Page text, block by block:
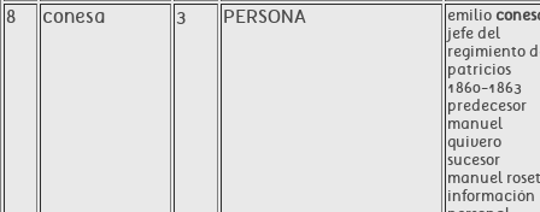
8 conesa 3 PERSONA emilio
jefe del
regimiento
patricios
1860-1863
predecesor
manuel
quivero
sucesor
manuel
información